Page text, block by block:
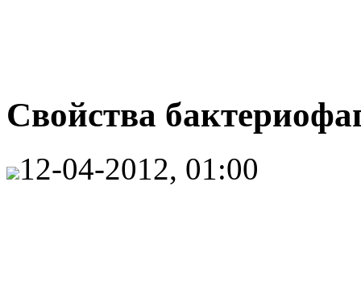
Свойства
12-04-2012, 01:00